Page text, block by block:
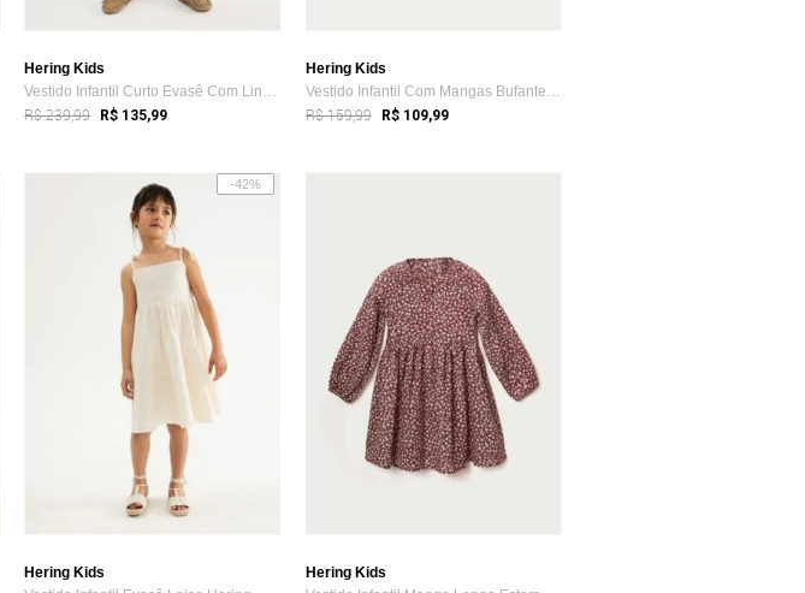
Hering Kids
Vestido Infantil Curto Evasê Com Linho Hering
R$ 239,99 R$ 135,99
Hering Kids
Vestido Infantil Com Mangas Bufantes Hering
R$ 159,99 R$ 109,99
-42%
Hering Kids
Hering Kids